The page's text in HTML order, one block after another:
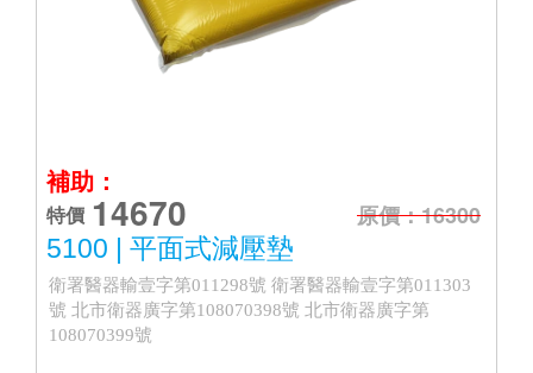
補助：
特價 14670
原價：16300
5100 | 平面式減壓墊
衛署醫器輸壹字第011298號 衛署醫器輸壹字第011303
號 北市衛器廣字第108070398號 北市衛器廣字第
108070399號